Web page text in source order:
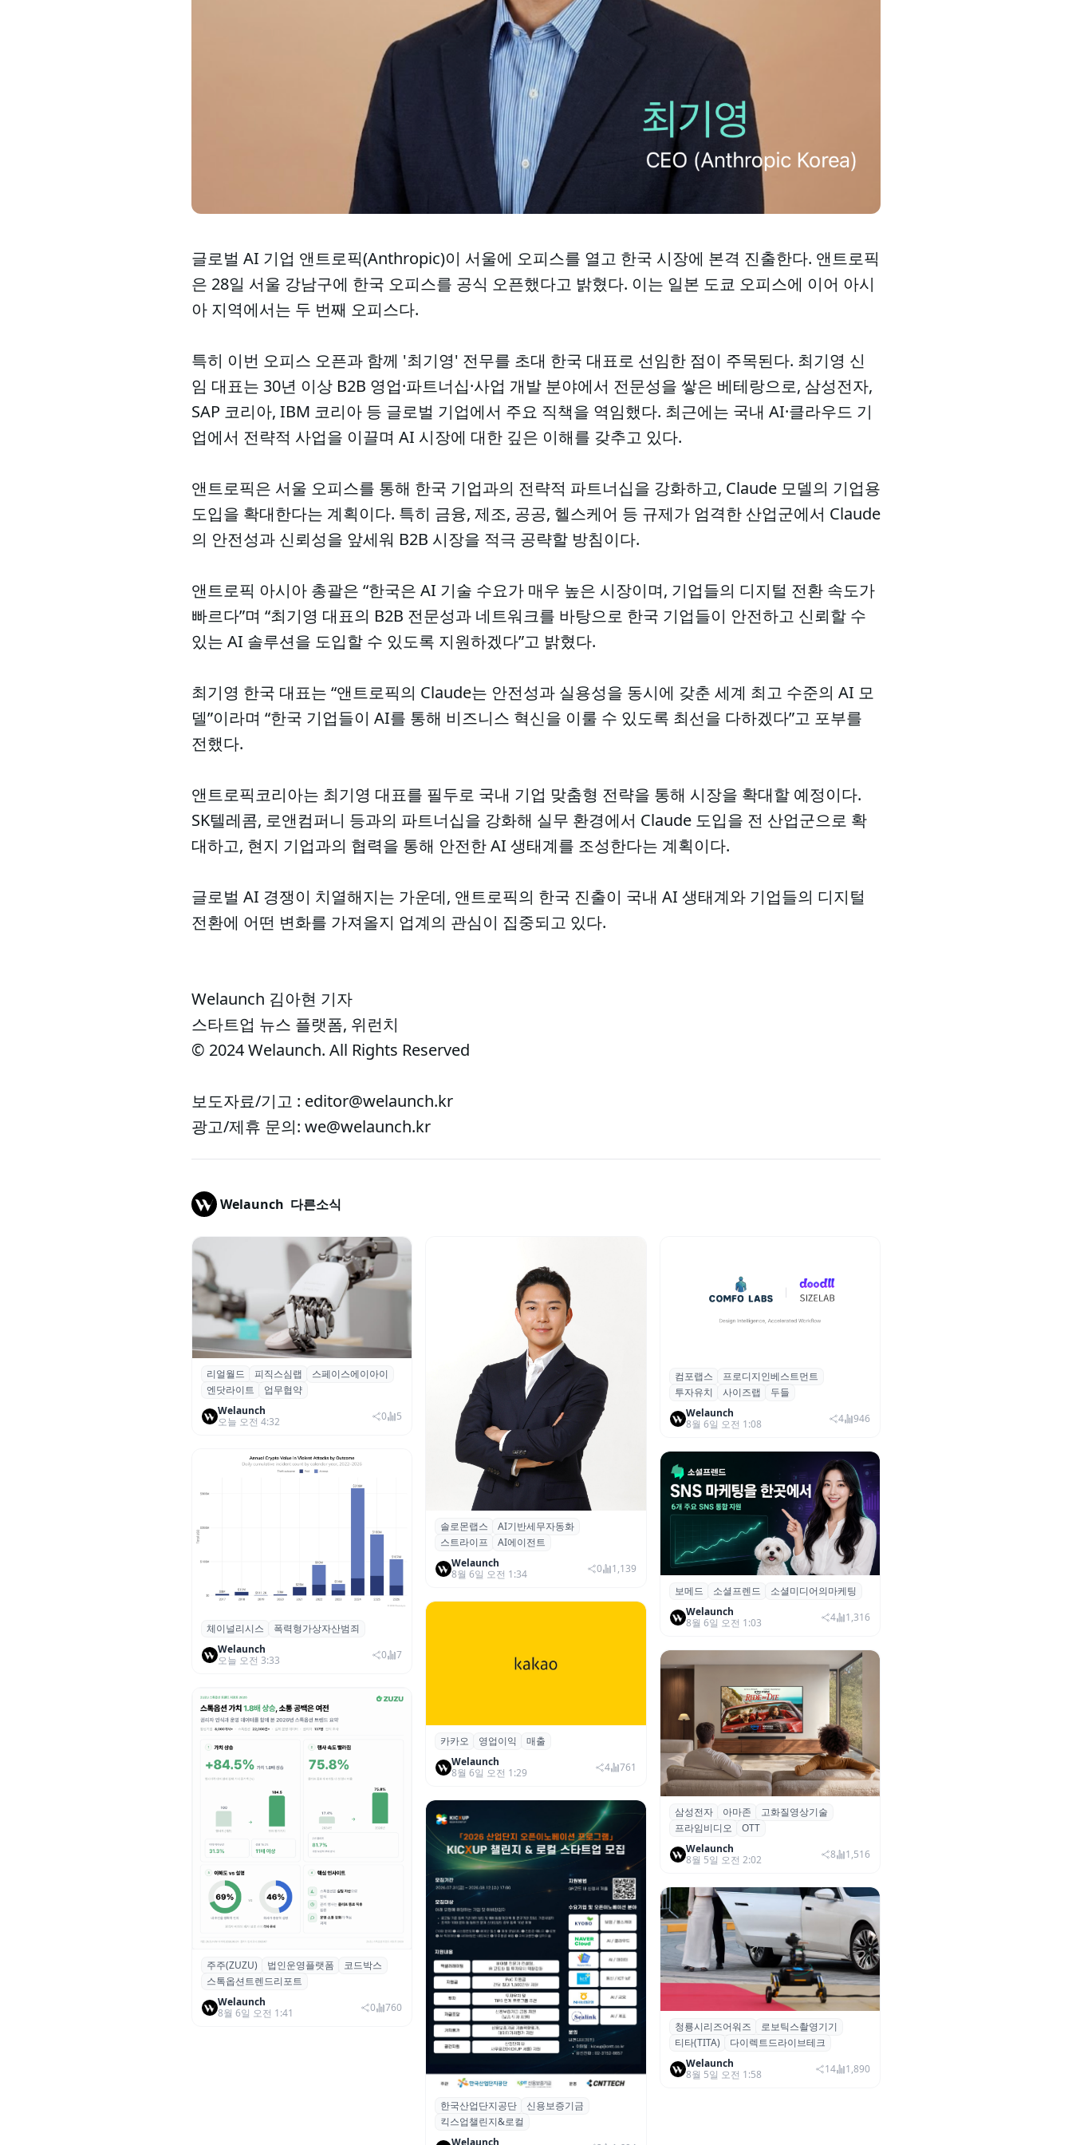
글로벌 AI 기업 앤트로픽(Anthropic)이 서울에 오피스를 열고 한국 시장에 본격 진출한다. 앤트로픽
은 28일 서울 강남구에 한국 오피스를 공식 오픈했다고 밝혔다. 이는 일본 도쿄 오피스에 이어 아시
아 지역에서는 두 번째 오피스다.
특히 이번 오피스 오픈과 함께 '최기영' 전무를 초대 한국 대표로 선임한 점이 주목된다. 최기영 신
임 대표는 30년 이상 B2B 영업·파트너십·사업 개발 분야에서 전문성을 쌓은 베테랑으로, 삼성전자,
SAP 코리아, IBM 코리아 등 글로벌 기업에서 주요 직책을 역임했다. 최근에는 국내 AI·클라우드 기
업에서 전략적 사업을 이끌며 AI 시장에 대한 깊은 이해를 갖추고 있다.
앤트로픽은 서울 오피스를 통해 한국 기업과의 전략적 파트너십을 강화하고, Claude 모델의 기업용
도입을 확대한다는 계획이다. 특히 금융, 제조, 공공, 헬스케어 등 규제가 엄격한 산업군에서 Claude
의 안전성과 신뢰성을 앞세워 B2B 시장을 적극 공략할 방침이다.
앤트로픽 아시아 총괄은 “한국은 AI 기술 수요가 매우 높은 시장이며, 기업들의 디지털 전환 속도가
빠르다”며 “최기영 대표의 B2B 전문성과 네트워크를 바탕으로 한국 기업들이 안전하고 신뢰할 수
있는 AI 솔루션을 도입할 수 있도록 지원하겠다”고 밝혔다.
최기영 한국 대표는 “앤트로픽의 Claude는 안전성과 실용성을 동시에 갖춘 세계 최고 수준의 AI 모
델”이라며 “한국 기업들이 AI를 통해 비즈니스 혁신을 이룰 수 있도록 최선을 다하겠다”고 포부를
전했다.
앤트로픽코리아는 최기영 대표를 필두로 국내 기업 맞춤형 전략을 통해 시장을 확대할 예정이다.
SK텔레콤, 로앤컴퍼니 등과의 파트너십을 강화해 실무 환경에서 Claude 도입을 전 산업군으로 확
대하고, 현지 기업과의 협력을 통해 안전한 AI 생태계를 조성한다는 계획이다.
글로벌 AI 경쟁이 치열해지는 가운데, 앤트로픽의 한국 진출이 국내 AI 생태계와 기업들의 디지털
전환에 어떤 변화를 가져올지 업계의 관심이 집중되고 있다.
Welaunch 김아현 기자
스타트업 뉴스 플랫폼, 위런치
© 2024 Welaunch. All Rights Reserved
보도자료/기고 : editor@welaunch.kr
광고/제휴 문의: we@welaunch.kr
Welaunch 다른소식
리얼월드, 로봇테크 스타트업 3곳과 손
잡고 휴머노이드 표준 만든다
리얼월드 피직스심랩
스페이스에이아이
엔닷라이트
업무협약
Welaunch
오늘 오전 4:32
0 5
체이널리시스 “가상자산 보유자 대상 폭
력 범죄 증가…상반기 탈취액 3000만 달
러 돌파
체이널리시스
폭력형가상자산범죄
Welaunch
오늘 오전 3:33
0 7
스톡옵션 취소율 2년 만에
18.2%→31.3%…권리 발생 즉시 행사 비
중도 급증
주주(ZUZU) 법인운영플랫폼
코드박스
스톡옵션트렌드리포트
Welaunch
8월 6일 오전 1:41
0 760
솔로몬랩스, 스트라이프 출신 이창헌 영
입…절세 전략 AI 에이전트 개발 본격화
솔로몬랩스
AI기반세무자동화
스트라이프
AI에이전트
Welaunch
8월 6일 오전 1:34
0 1,139
카카오, 2026년 2분기 매출 2조985억·영
업이익 2770억…역대 분기 최대
카카오 영업이익
매출
Welaunch
8월 6일 오전 1:29
4 761
산단공·신보, 2026 ‘킥스업 챌린지&로컬’
참여 스타트업 모집
한국산업단지공단
신용보증기금
킥스업챌린지&로컬
컴포랩스, 프로디지인베스트먼트로부터
시드 투자 유치
컴포랩스
프로디지인베스트먼트
투자유치
사이즈랩
두들
Welaunch
8월 6일 오전 1:08
4 946
보메드 ‘소셜프렌드’, 유튜브·인스타 등 6
개 SNS 마케팅 통합 지원
보메드 소셜프렌드
소셜미디어의마케팅
Welaunch
8월 6일 오전 1:03
4 1,316
삼성전자·아마존, 프라임 비디오에
‘HDR10+ 어드밴스드’ 적용
삼성전자 아마존
고화질영상기술
프라임비디오
OTT
Welaunch
8월 5일 오전 2:02
8 1,516
청룡시리즈어워즈 레드카펫에 등장한 바
퀴형 이족 보행 로봇 ‘티타(TITA)’
청룡시리즈어워즈
로보틱스촬영기기
티타(TITA)
다이렉트드라이브테크
Welaunch
8월 5일 오전 1:58
14 1,890